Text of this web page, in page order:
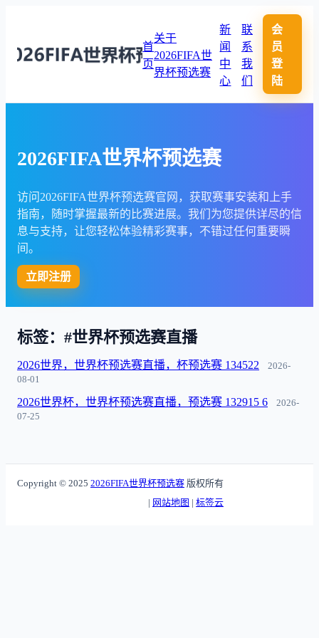
首
页
关于
2026FIFA世
界杯预选赛
新
闻
中
心
联
系
我
们
会
员
登
陆
2026FIFA世界杯预选赛
访问2026FIFA世界杯预选赛官网，获取赛事安装和上手
指南，随时掌握最新的比赛进展。我们为您提供详尽的信
息与支持，让您轻松体验精彩赛事，不错过任何重要瞬
间。
立即注册
标签：#世界杯预选赛直播
2026世界，世界杯预选赛直播，杯预选赛 134522
2026-
08-01
2026世界杯，世界杯预选赛直播，预选赛 132915 6
2026-
07-25
Copyright © 2025 2026FIFA世界杯预选赛 版权所有
| 网站地图 | 标签云